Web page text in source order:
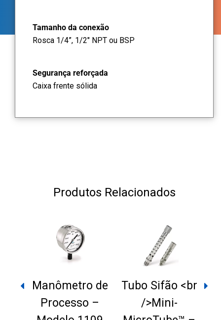
Tamanho da conexão
Rosca 1/4”, 1/2" NPT ou BSP
Segurança reforçada
Caixa frente sólida
Produtos Relacionados
Manômetro de
Processo –
Tubo Sifão <br
/>Mini-